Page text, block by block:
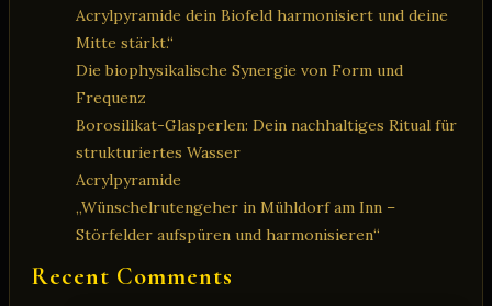
Acrylpyramide dein Biofeld harmonisiert und deine
Mitte stärkt.“
Die biophysikalische Synergie von Form und
Frequenz
Borosilikat-Glasperlen: Dein nachhaltiges Ritual für
strukturiertes Wasser
Acrylpyramide
„Wünschelrutengeher in Mühldorf am Inn –
Störfelder aufspüren und harmonisieren“
Recent Comments